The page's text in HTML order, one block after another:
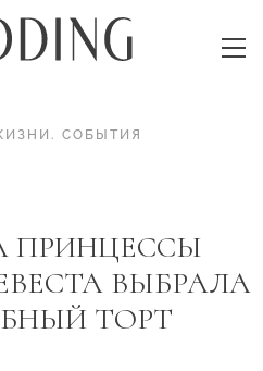
. СОБЫТИЯ
ПРИНЦЕССЫ
ВЫБРАЛА
ТОРТ